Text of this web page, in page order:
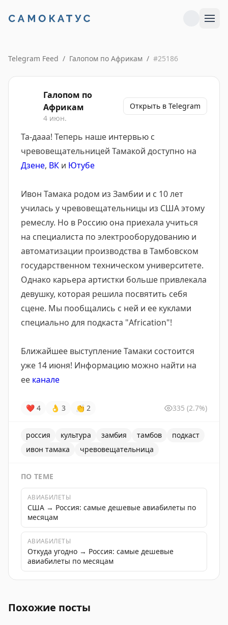
Telegram Feed / Галопом по Африкам / #25186
Галопом по
Африкам
4 июн.
Открыть в Telegram
Та-дааа! Теперь наше интервью с
чревовещательницей Тамакой доступно на
Дзене, ВК и Ютубе
Ивон Тамака родом из Замбии и с 10 лет
училась у чревовещательницы из США этому
ремеслу. Но в Россию она приехала учиться
на специалиста по электрооборудованию и
автоматизации производства в Тамбовском
государственном техническом университете.
Однако карьера артистки больше привлекала
девушку, которая решила посвятить себя
сцене. Мы пообщались с ней и ее куклами
специально для подкаста "Africation"!
Ближайшее выступление Тамаки состоится
уже 14 июня! Информацию можно найти на
ее канале
❤ 4 👌 3 👏 2 335 (2.7%)
россия культура замбия тамбов
подкаст
ивон тамака
чревовещательница
ПО ТЕМЕ
АВИАБИЛЕТЫ
США → Россия: самые дешевые авиабилеты по
месяцам
АВИАБИЛЕТЫ
Откуда угодно → Россия: самые дешевые
авиабилеты по месяцам
Похожие посты